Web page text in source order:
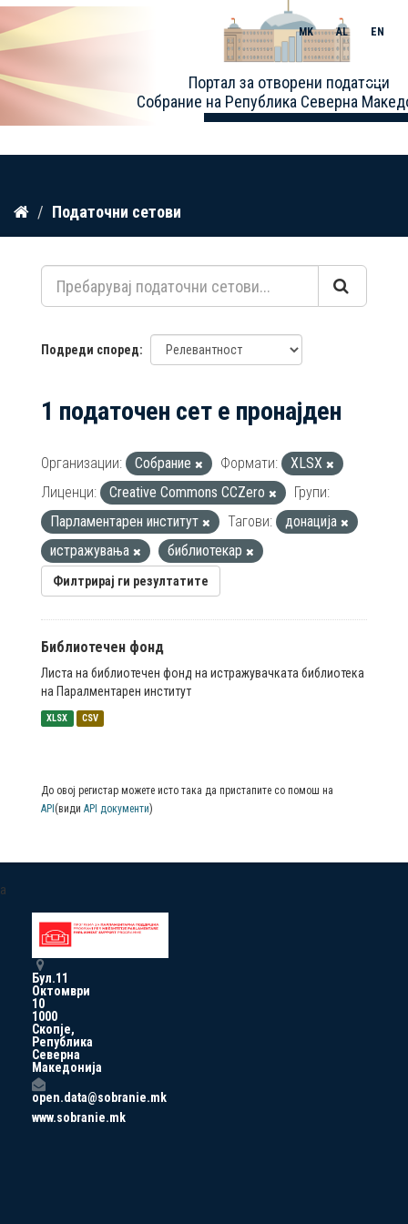
Прескокнете
содржина
Портал за отворени податоци
Собрание на Република Северна
MK AL EN
Toggle
Податочни сетови
Подреди според
1 податочен сет е пронајден
Организации: Собрание Формати:
XLSX
Лиценци:
Creative Commons CCZero
Групи:
Парламентарен институт
Тагови:
донација
истражувања
библиотекар
Филтрирај ги резултатите
Библиотечен фонд
Листа на библиотечен фонд на истражувачката библиотека
на Паралментарен институт
XLSX CSV
До овој регистар можете исто така да пристапите со помош на
API (види API документи)
a
Бул.11
Октомври
10
1000
Скопје,
Република
Северна
Македонија
open.data@sobranie.mk
www.sobranie.mk